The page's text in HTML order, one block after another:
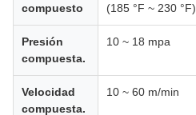
compuesto
(185 °F ~ 230 °F)
Presión
compuesta.
10 ~ 18 mpa
Velocidad
compuesta.
10 ~ 60 m/min